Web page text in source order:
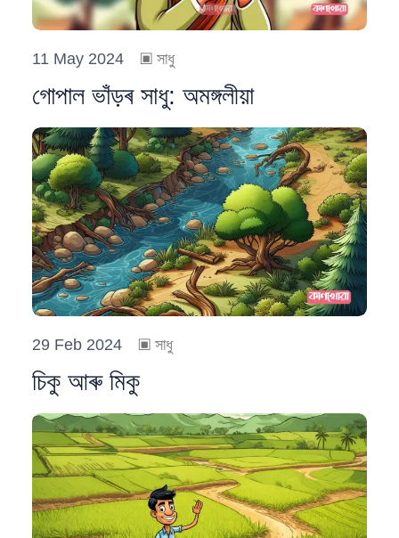
11 May 2024 ▣ সাধু
গোপাল ভাঁড়ৰ সাধু: অমঙ্গলীয়া
29 Feb 2024 ▣ সাধু
চিকু আৰু মিকু